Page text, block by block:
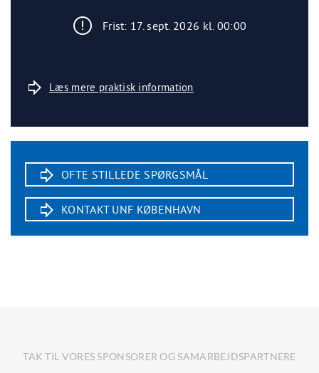
Frist: 17. sept. 2026 kl. 00:00
Læs mere praktisk information
OFTE STILLEDE SPØRGSMÅL
KONTAKT UNF KØBENHAVN
TAK TIL VORES SPONSORER OG SAMARBEJDSPARTNERE